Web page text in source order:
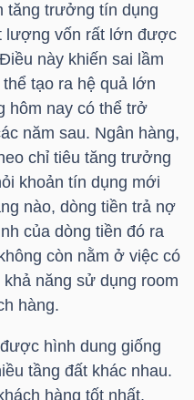
tăng trưởng tín dụng
lượng vốn rất lớn được
này khiến sai lầm
tạo ra hệ quả lớn
hôm nay có thể trở
năm sau. Ngân hàng,
chỉ tiêu tăng trưởng
khoản tín dụng mới
nào, dòng tiền trả nợ
của dòng tiền đó ra
còn nằm ở việc có
năng sử dụng room
hàng.
hình dung giống
tầng đất khác nhau.
hàng tốt nhất,